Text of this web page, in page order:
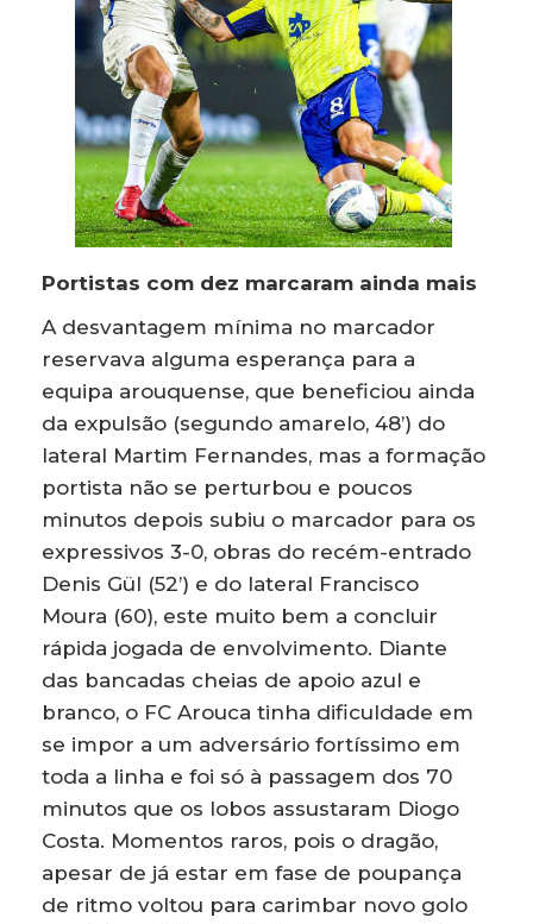
Portistas com dez marcaram ainda mais
A desvantagem mínima no marcador
reservava alguma esperança para a
equipa arouquense, que beneficiou ainda
da expulsão (segundo amarelo, 48’) do
lateral Martim Fernandes, mas a formação
portista não se perturbou e poucos
minutos depois subiu o marcador para os
expressivos 3-0, obras do recém-entrado
Denis Gül (52’) e do lateral Francisco
Moura (60), este muito bem a concluir
rápida jogada de envolvimento. Diante
das bancadas cheias de apoio azul e
branco, o FC Arouca tinha dificuldade em
se impor a um adversário fortíssimo em
toda a linha e foi só à passagem dos 70
minutos que os lobos assustaram Diogo
Costa. Momentos raros, pois o dragão,
apesar de já estar em fase de poupança
de ritmo voltou para carimbar novo golo